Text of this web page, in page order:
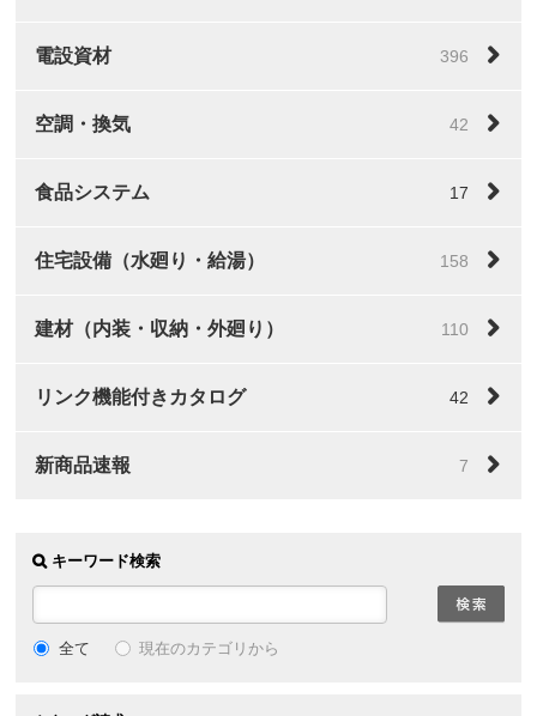
電設資材 396
空調・換気 42
食品システム 17
住宅設備（水廻り・給湯） 158
建材（内装・収納・外廻り） 110
リンク機能付きカタログ 42
新商品速報 7
キーワード検索
全て 現在のカテゴリから